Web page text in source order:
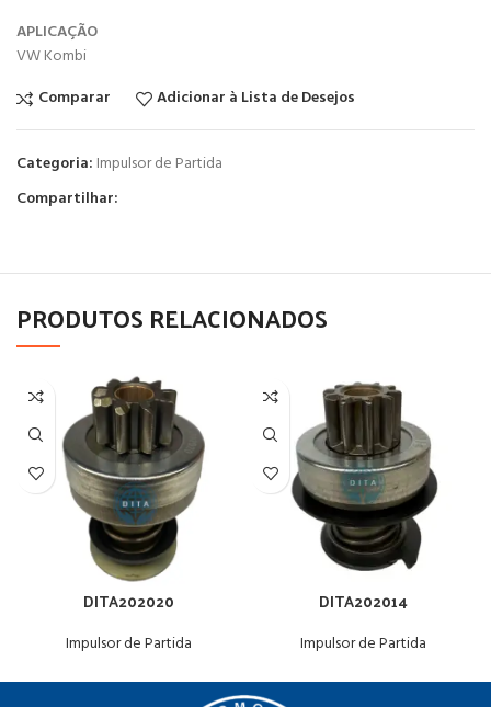
APLICAÇÃO
VW Kombi
Comparar
Adicionar à Lista de Desejos
Categoria: Impulsor de Partida
Compartilhar:
PRODUTOS RELACIONADOS
DITA202020
Impulsor de Partida
DITA202014
Impulsor de Partida